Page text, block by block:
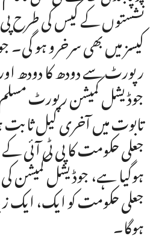
کیسز میں بھی سرخرو ہو گی۔
رپورٹ سے دودھ کا دودھ اور
جوڈیشل کمیشن رپورٹ
جعلی حکومت کا پی ٹی آئی
ہوگیا ہے، جوڈیشل کمیشن
جعلی حکومت کو ایک، ایک
ہوگا۔